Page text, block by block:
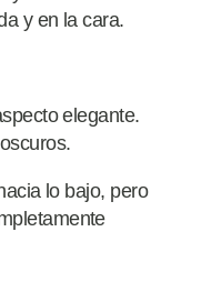
y en la cara.
elegante.
lo bajo, pero